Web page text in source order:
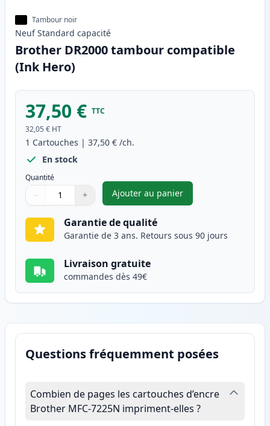
Tambour noir
Neuf Standard capacité
Brother DR2000 tambour compatible
(Ink Hero)
37,50 € TTC
32,05 € HT
1 Cartouches | 37,50 € /ch.
En stock
Quantité
Quantité
Utilisez les boutons pour ajuster
− +
Quantité
Ajouter au panier
,Brother DR2000 tambour
Garantie de qualité
Garantie de 3 ans. Retours sous 90 jours
Livraison gratuite
commandes dès 49€
Questions fréquemment posées
Combien de pages les cartouches d’encre
Brother MFC-7225N impriment-elles ?